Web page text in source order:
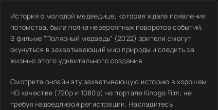
История о молодой медведице, которая ждала появления
потомства, была полна невероятных поворотов событий.
В фильме "Полярный медведь" (2022) зрители смогут
окунуться в захватывающий мир природы и следить за
жизнью этого удивительного создания.
Смотрите онлайн эту захватывающую историю в хорошем
HD качестве (720p и 1080p) на портале Kinogo Film, не
требуя надоедливой регистрации. Насладитесь